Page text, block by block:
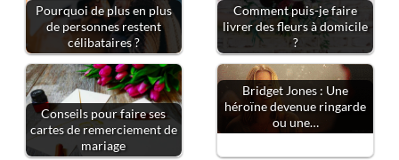
Pourquoi de plus en plus
de personnes restent
célibataires ?
Comment puis-je faire
livrer des fleurs à domicile
?
Conseils pour faire ses
cartes de remerciement de
mariage
Bridget Jones : Une
héroïne devenue ringarde
ou une…